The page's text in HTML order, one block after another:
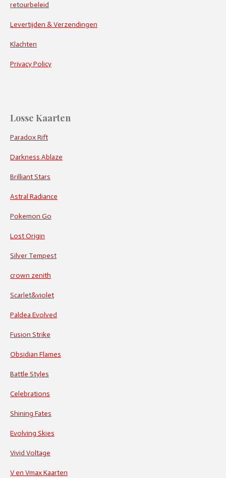
retourbeleid
Levertijden & Verzendingen
Klachten
Privacy Policy
Losse Kaarten
Paradox Rift
Darkness Ablaze
Brilliant Stars
Astral Radiance
Pokemon Go
Lost Origin
Silver Tempest
crown zenith
Scarlet&violet
Paldea Evolved
Fusion Strike
Obsidian Flames
Battle Styles
Celebrations
Shining Fates
Evolving Skies
Vivid Voltage
V en Vmax Kaarten